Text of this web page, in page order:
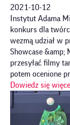
2021-10-12
Instytut Adama
konkurs dla
wezmą udział w
Showcase &amp;
przesyłać filmy
potem ocenione
Dowiedz się